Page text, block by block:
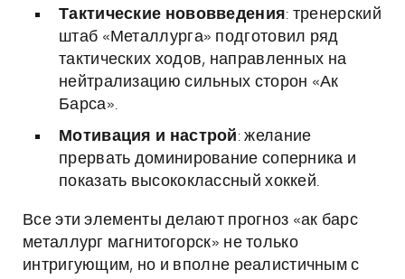
Тактические нововведения: тренерский
штаб «Металлурга» подготовил ряд
тактических ходов, направленных на
нейтрализацию сильных сторон «Ак
Барса».
Мотивация и настрой: желание
прервать доминирование соперника и
показать высококлассный хоккей.
Все эти элементы делают прогноз «ак барс
металлург магнитогорск» не только
интригующим, но и вполне реалистичным с